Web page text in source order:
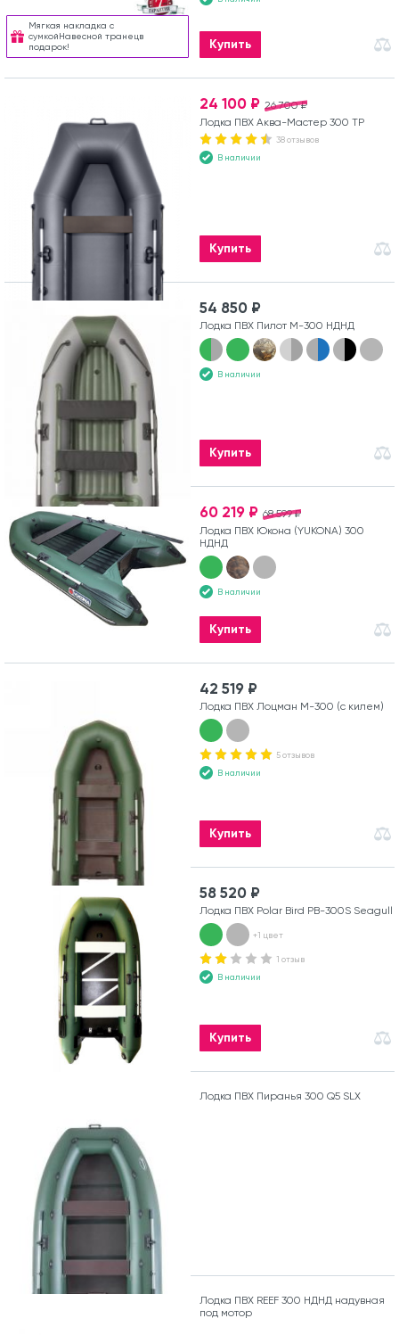
Мягкая накладка с
сумкойНавесной транецв
подарок!
Купить
26 700 ₽
24 100 ₽
Лодка ПВХ Аква-Мастер 300 ТР
38 отзывов
В наличии
Купить
54 850 ₽
Лодка ПВХ Пилот М-300 НДНД
В наличии
Купить
68 599 ₽
60 219 ₽
Лодка ПВХ Юкона (YUKONA) 300
НДНД
В наличии
Купить
42 519 ₽
Лодка ПВХ Лоцман М-300 (с килем)
5 отзывов
В наличии
Купить
58 520 ₽
Лодка ПВХ Polar Bird PB-300S Seagull
+1 цвет
1 отзыв
В наличии
Купить
Лодка ПВХ Пиранья 300 Q5 SLХ
Лодка ПВХ REEF 300 НДНД надувная
под мотор